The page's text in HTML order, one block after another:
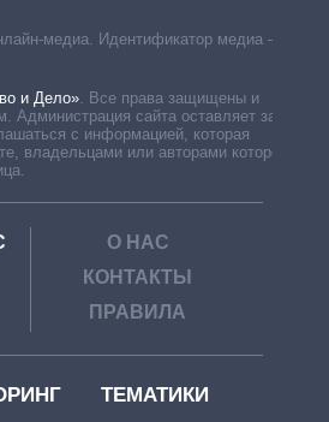
медиа. Идентификатор медиа –
и Дело». Все права защищены и
Администрация сайта оставляет за
с информацией, которая
владельцами или авторами которой
О НАС
КОНТАКТЫ
ПРАВИЛА
ТЕМАТИКИ